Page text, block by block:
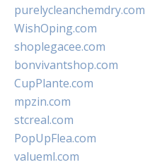
purelycleanchemdry.com
WishOping.com
shoplegacee.com
bonvivantshop.com
CupPlante.com
mpzin.com
stcreal.com
PopUpFlea.com
valueml.com